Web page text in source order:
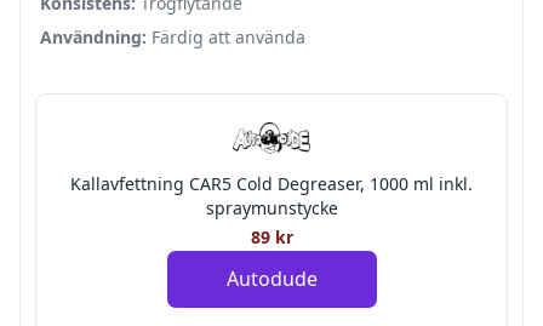
Användning: Färdig att använda
Kallavfettning CAR5 Cold Degreaser, 1000 ml inkl.
spraymunstycke
89 kr
Autodude